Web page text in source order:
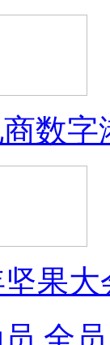
数
坚果
全